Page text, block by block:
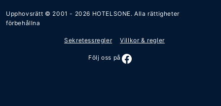
Upphovsrätt © 2001 - 2026 HOTELSONE. Alla rättigheter
förbehållna
Sekretessregler Villkor & regler
Följ oss på